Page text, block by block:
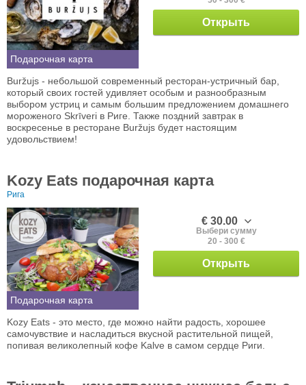
Подарочная карта
Открыть
Buržujs - небольшой современный ресторан-устричный бар,
который своих гостей удивляет особым и разнообразным
выбором устриц и самым большим предложением домашнего
мороженого Skrīveri в Риге. Также поздний завтрак в
воскресенье в ресторане Buržujs будет настоящим
удовольствием!
Kozy Eats подарочная карта
Рига
Подарочная карта
€ 30.00
Выбери сумму
20 - 300 €
Открыть
Kozy Eats - это место, где можно найти радость, хорошее
самочувствие и насладиться вкусной растительной пищей,
попивая великолепный кофе Kalve в самом сердце Риги.